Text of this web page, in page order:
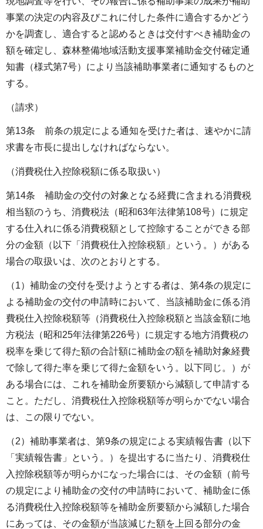
事業の決定の内容及びこれに付した条件に適合するかどう
かを調査し、適合すると認めるときは交付すべき補助金の
額を確定し、森林整備地域活動支援事業補助金交付確定通
知書（様式第7号）により当該補助事業者に通知するものと
する。
（請求）
第13条 前条の規定による通知を受けた者は、速やかに請
求書を市長に提出しなければならない。
（消費税仕入控除税額に係る取扱い）
第14条 補助金の交付の対象となる経費に含まれる消費税
相当額のうち、消費税法（昭和63年法律第108号）に規定
する仕入れに係る消費税額として控除することができる部
分の金額（以下「消費税仕入控除税額」という。）がある
場合の取扱いは、次のとおりとする。
（1）補助金の交付を受けようとする者は、第4条の規定に
よる補助金の交付の申請時において、当該補助金に係る消
費税仕入控除税額等（消費税仕入控除税額と当該金額に地
方税法（昭和25年法律第226号）に規定する地方消費税の
税率を乗じて得た額の合計額に補助金の額を補助対象経費
で除して得た率を乗じて得た金額をいう。以下同じ。）が
ある場合には、これを補助金所要額から減額して申請する
こと。ただし、消費税仕入控除税額等が明らかでない場合
は、この限りでない。
（2）補助事業者は、第9条の規定による実績報告書（以下
「実績報告書」という。）を提出するに当たり、消費税仕
入控除税額等が明らかになった場合には、その金額（前号
の規定により補助金の交付の申請時において、補助金に係
る消費税仕入控除税額等を補助金所要額から減額した場合
にあっては、その金額が当該減じた額を上回る部分の金